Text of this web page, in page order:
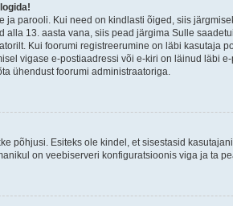
ja parooli. Kui need on kindlasti õiged, siis
alla 13. aasta vana, siis pead järgima Sulle
Kui foorumi registreerumine on läbi
vigase e-postiaadressi või e-kiri on läinud läbi
ühendust foorumi administraatoriga.
põhjusi. Esiteks ole kindel, et sisestasid
on veebiserveri konfiguratsioonis viga ja ta